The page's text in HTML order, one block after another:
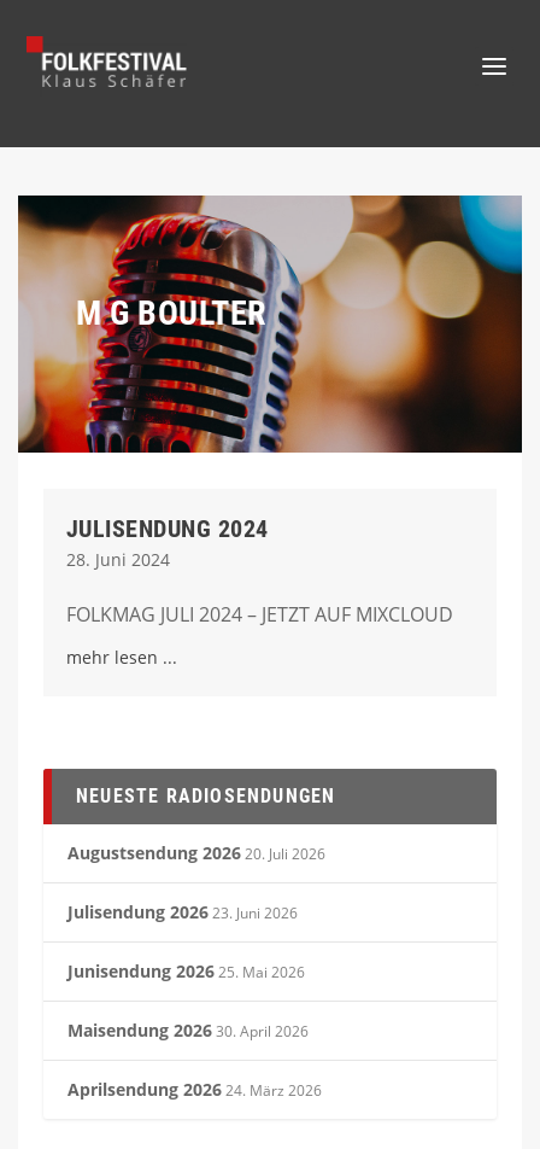
M G BOULTER
JULISENDUNG 2024
28. Juni 2024
FOLKMAG JULI 2024 – JETZT AUF MIXCLOUD
mehr lesen
NEUESTE RADIOSENDUNGEN
Augustsendung 202620. Juli 2026
Julisendung 202623. Juni 2026
Junisendung 202625. Mai 2026
Maisendung 202630. April 2026
Aprilsendung 202624. März 2026